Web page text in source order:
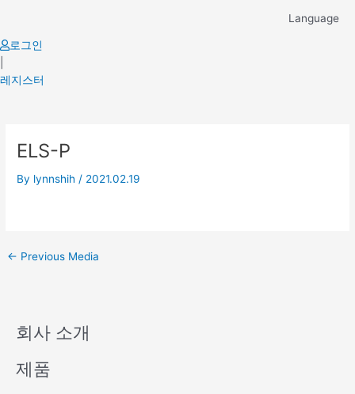
content
Language
로그인
레지스터
ELS-P
By lynnshih / 2021.02.19
navigation
← Previous Media
회사 소개
제품